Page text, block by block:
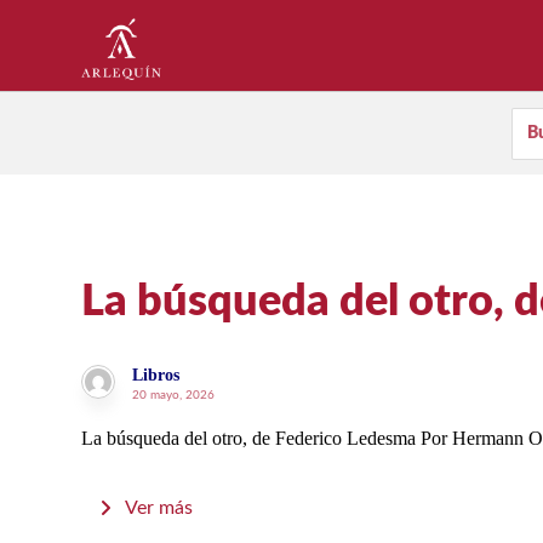
La búsqueda del otro,
Libros
20 mayo, 2026
La búsqueda del otro, de Federico Ledesma Por Hermann
Ver más